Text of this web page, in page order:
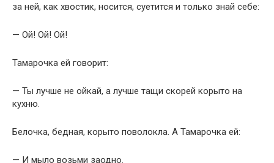
за ней, как хвостик, носится, суетится и только знай себе:
— Ой! Ой! Ой!
Тамарочка ей говорит:
— Ты лучше не ойкай, а лучше тащи скорей корыто на
кухню.
Белочка, бедная, корыто поволокла. А Тамарочка ей:
— И мыло возьми заодно.